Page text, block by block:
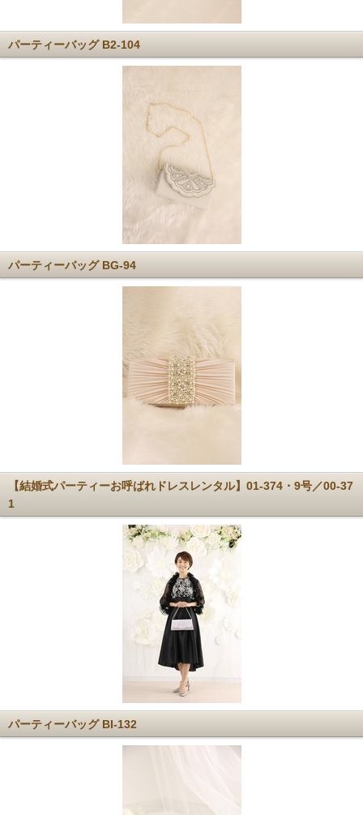
パーティーバッグ B2-104
パーティーバッグ BG-94
【結婚式パーティーお呼ばれドレスレンタル】01-374・9号／00-37
1
パーティーバッグ BI-132